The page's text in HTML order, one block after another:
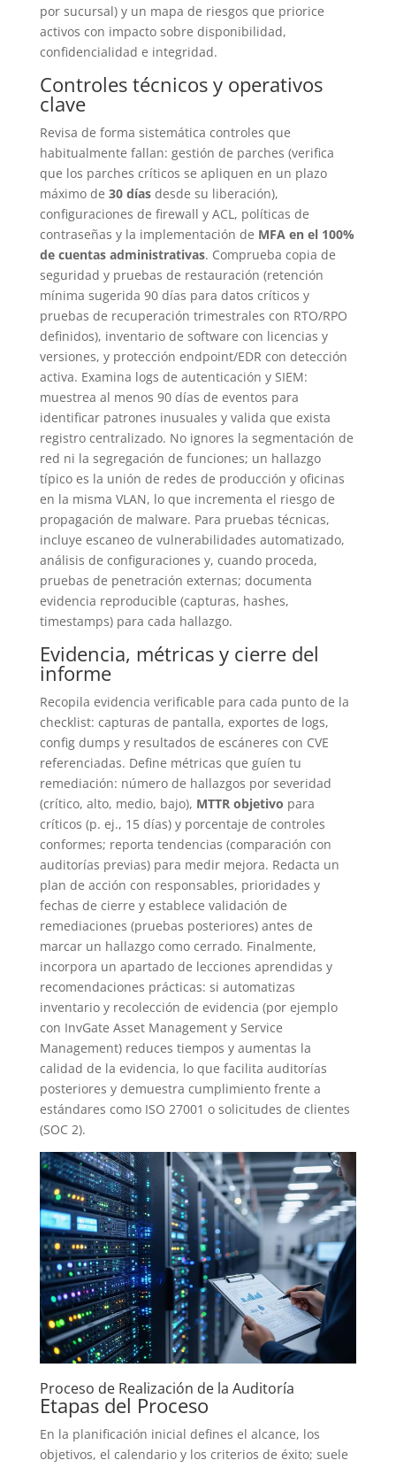
por sucursal) y un mapa de riesgos que priorice
activos con impacto sobre disponibilidad,
confidencialidad e integridad.
Controles técnicos y operativos
clave
Revisa de forma sistemática controles que
habitualmente fallan: gestión de parches (verifica
que los parches críticos se apliquen en un plazo
máximo de 30 díasdesde su liberación),
configuraciones de firewall y ACL, políticas de
contraseñas y la implementación de MFA en el 100%
de cuentas administrativas. Comprueba copia de
seguridad y pruebas de restauración (retención
mínima sugerida 90 días para datos críticos y
pruebas de recuperación trimestrales con RTO/RPO
definidos), inventario de software con licencias y
versiones, y protección endpoint/EDR con detección
activa. Examina logs de autenticación y SIEM:
muestrea al menos 90 días de eventos para
identificar patrones inusuales y valida que exista
registro centralizado. No ignores la segmentación de
red ni la segregación de funciones; un hallazgo
típico es la unión de redes de producción y oficinas
en la misma VLAN, lo que incrementa el riesgo de
propagación de malware. Para pruebas técnicas,
incluye escaneo de vulnerabilidades automatizado,
análisis de configuraciones y, cuando proceda,
pruebas de penetración externas; documenta
evidencia reproducible (capturas, hashes,
timestamps) para cada hallazgo.
Evidencia, métricas y cierre del
informe
Recopila evidencia verificable para cada punto de la
checklist: capturas de pantalla, exportes de logs,
config dumps y resultados de escáneres con CVE
referenciadas. Define métricas que guíen tu
remediación: número de hallazgos por severidad
(crítico, alto, medio, bajo), MTTR objetivo para
críticos (p. ej., 15 días) y porcentaje de controles
conformes; reporta tendencias (comparación con
auditorías previas) para medir mejora. Redacta un
plan de acción con responsables, prioridades y
fechas de cierre y establece validación de
remediaciones (pruebas posteriores) antes de
marcar un hallazgo como cerrado. Finalmente,
incorpora un apartado de lecciones aprendidas y
recomendaciones prácticas: si automatizas
inventario y recolección de evidencia (por ejemplo
con InvGate Asset Management y Service
Management) reduces tiempos y aumentas la
calidad de la evidencia, lo que facilita auditorías
posteriores y demuestra cumplimiento frente a
estándares como ISO 27001 o solicitudes de clientes
(SOC 2).
Proceso de Realización de la Auditoría
Etapas del Proceso
En la planificación inicial defines el alcance, los
objetivos, el calendario y los criterios de éxito; suele